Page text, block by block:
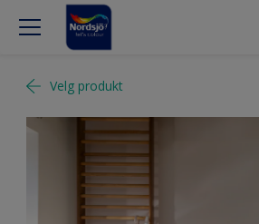
Velg produkt